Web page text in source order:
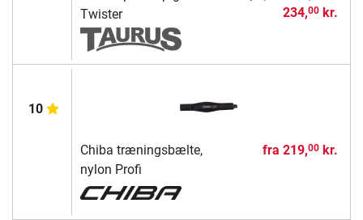
Twister
234,00kr.
10
Chiba træningsbælte,
nylon Profi
fra 219,00kr.